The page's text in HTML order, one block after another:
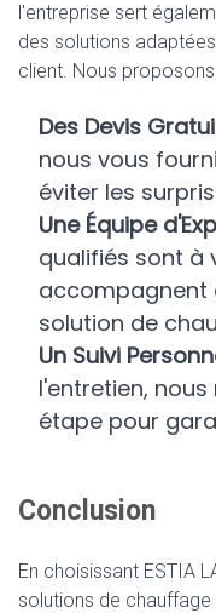
l'entreprise sert
des solutions
client. Nous
Des Devis
nous vous
éviter les
Une Équipe
qualifiés sont à
accompagnent
solution de
Un Suivi
l'entretien,
étape pour
Conclusion
En choisissant ESTIA
solutions de